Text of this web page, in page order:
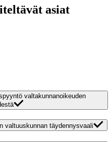
asiat
valtakunnanoikeuden
valtuuskunnan täydennysvaali